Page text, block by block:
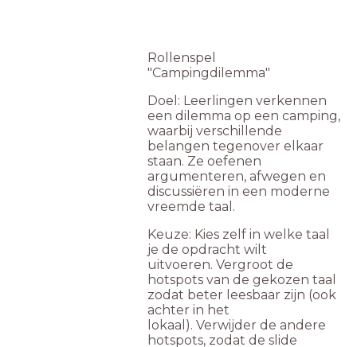
Rollenspel
"Campingdilemma"
Doel: Leerlingen verkennen
een dilemma op een camping,
waarbij verschillende
belangen tegenover elkaar
staan. Ze oefenen
argumenteren, afwegen en
discussiëren in een moderne
vreemde taal.
Keuze: Kies zelf in welke taal
je de opdracht wilt
uitvoeren. Vergroot de
hotspots van de gekozen taal
zodat beter leesbaar zijn (ook
achter in het
lokaal). Verwijder de andere
hotspots, zodat de slide